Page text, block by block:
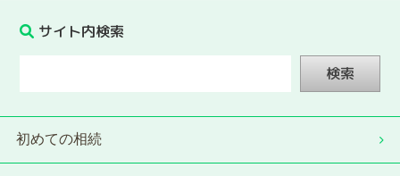
サイト内検索
検索
初めての相続